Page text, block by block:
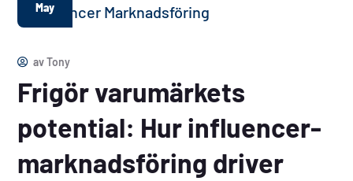
May
avTony
Frigör varumärkets
potential: Hur influencer-
marknadsföring driver